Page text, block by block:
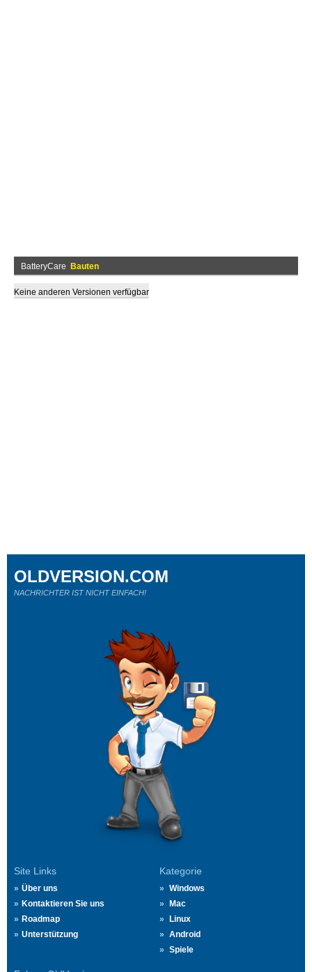
BatteryCare Bauten
Keine anderen Versionen verfügbar
Site Links
Über uns
Kontaktieren Sie uns
Roadmap
Unterstützung
Kategorie
Windows
Mac
Linux
Android
Spiele
OLDVERSION.COM
NACHRICHTER IST NICHT EINFACH!